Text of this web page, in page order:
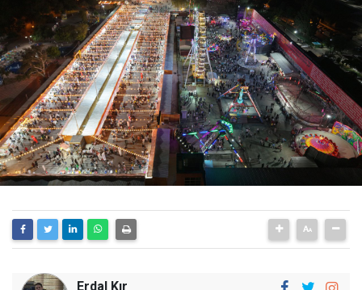
Erdal Kır